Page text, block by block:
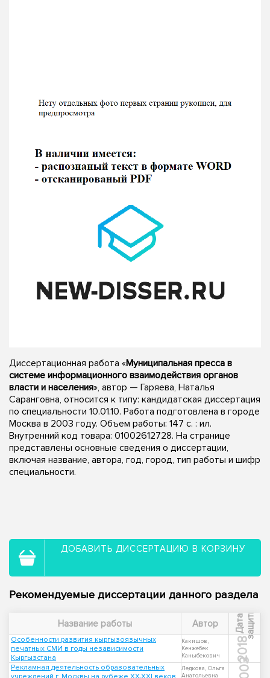
Диссертационная работа «Муниципальная пресса в
системе информационного взаимодействия органов
власти и населения», автор — Гаряева, Наталья
Саранговна, относится к типу: кандидатская диссертация
по специальности 10.01.10. Работа подготовлена в городе
Москва в 2003 году. Объем работы: 147 с. : ил.
Внутренний код товара: 01002612728. На странице
представлены основные сведения о диссертации,
включая название, автора, год, город, тип работы и шифр
специальности.
ДОБАВИТЬ ДИССЕРТАЦИЮ В КОРЗИНУ
Рекомендуемые диссертации данного раздела
Название работы Автор Д
а
т
а
з
а
щ
и
т ы
Особенности развития кыргызоязычных
печатных СМИ в годы независимости
Кыргызстана
Какишов,
Кенжебек
Каныбекович
2018
Рекламная деятельность образовательных
Ледкова, Ольга
Анатольевна
2003